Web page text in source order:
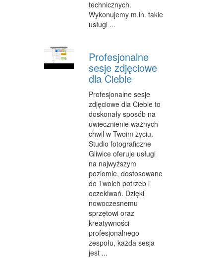
technicznych.
Wykonujemy m.in. takie
usługi ...
Profesjonalne
sesje zdjęciowe
dla Ciebie
Profesjonalne sesje
zdjęciowe dla Ciebie to
doskonały sposób na
uwiecznienie ważnych
chwil w Twoim życiu.
Studio fotograficzne
Gliwice oferuje usługi
na najwyższym
poziomie, dostosowane
do Twoich potrzeb i
oczekiwań. Dzięki
nowoczesnemu
sprzętowi oraz
kreatywności
profesjonalnego
zespołu, każda sesja
jest ...